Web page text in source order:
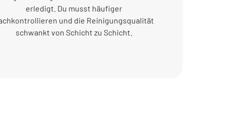
erledigt. Du musst häufiger
und die Reinigungsqualität
schwankt von Schicht zu Schicht.